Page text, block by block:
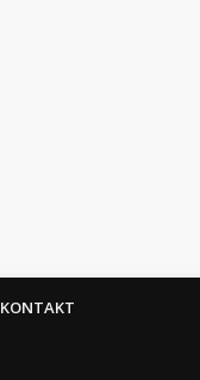
KONTAKT